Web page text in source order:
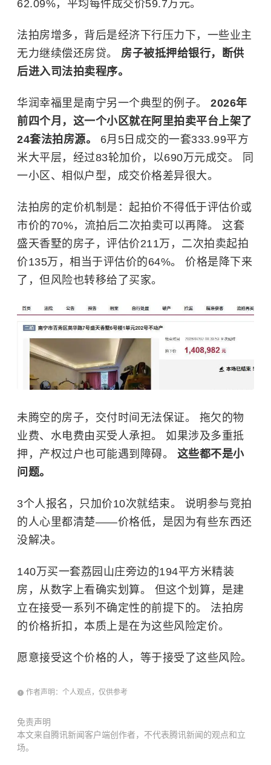
62.09%，平均每件成交价59.7万元。
法拍房增多，背后是经济下行压力下，一些业主
无力继续偿还房贷。 房子被抵押给银行，断供
后进入司法拍卖程序。
华润幸福里是南宁另一个典型的例子。 2026年
前四个月，这一个小区就在阿里拍卖平台上架了
24套法拍房源。 6月5日成交的一套333.99平方
米大平层，经过83轮加价，以690万元成交。 同
一小区、相似户型，成交价格差异很大。
法拍房 的定价机制是：起拍价不得低于评估价或
市价的70%，流拍后二次拍卖可以再降。 这套
盛天香墅的房子，评估价211万，二次拍卖起拍
价135万，相当于评估价的64%。 价格是降下来
了，但风险也转移给了买家。
未腾空的房子，交付时间无法保证。 拖欠的物
业费、水电费由买受人承担。 如果涉及多重抵
押，产权过户也可能遇到障碍。 这些都不是小
问题。
3个人报名，只加价10次就结束。 说明参与竞拍
的人心里都清楚——价格低，是因为有些东西还
没解决。
140万买一套荔园山庄旁边的194平方米精装
房，从数字上看确实划算。 但这个划算，是建
立在接受一系列不确定性的前提下的。 法拍房
的价格折扣，本质上是在为这些风险定价。
愿意接受这个价格的人，等于接受了这些风险。
作者声明：个人观点，仅供参考
免责声明
本文来自腾讯新闻客户端创作者，不代表腾讯新闻的观点和立
场。